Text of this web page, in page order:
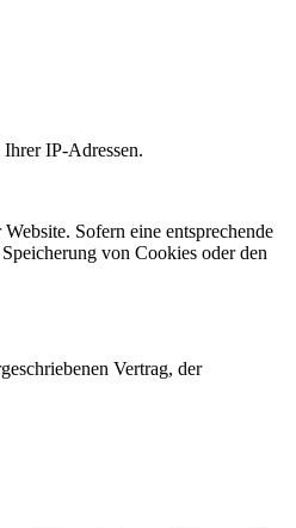
IP-Adressen.
Sofern eine entsprechende
von Cookies oder den
Vertrag, der